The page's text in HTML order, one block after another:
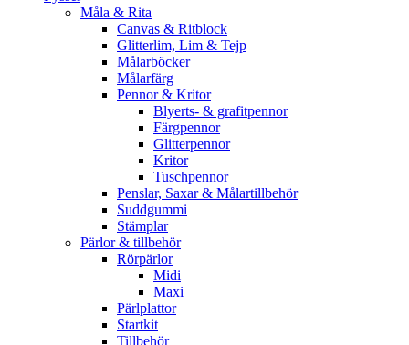
Måla & Rita
Canvas & Ritblock
Glitterlim, Lim & Tejp
Målarböcker
Målarfärg
Pennor & Kritor
Blyerts- & grafitpennor
Färgpennor
Glitterpennor
Kritor
Tuschpennor
Penslar, Saxar & Målartillbehör
Suddgummi
Stämplar
Pärlor & tillbehör
Rörpärlor
Midi
Maxi
Pärlplattor
Startkit
Tillbehör